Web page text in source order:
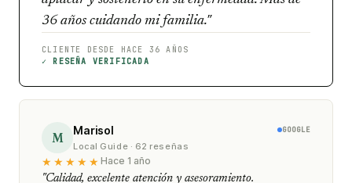
36 años cuidando mi familia."
CLIENTE DESDE HACE 36 AÑOS
✓ RESEÑA VERIFICADA
M Marisol
Local Guide · 62 reseñas
GOOGLE
★★★★★ Hace 1 año
"Calidad, excelente atención y asesoramiento.